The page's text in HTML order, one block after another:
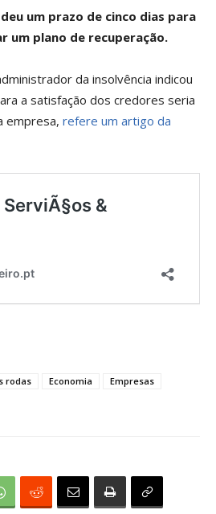
um prazo de cinco dias para
um plano de recuperação.
da insolvência indicou
a satisfação dos credores seria
empresa, refere um artigo da
rodas Economia
Empresas